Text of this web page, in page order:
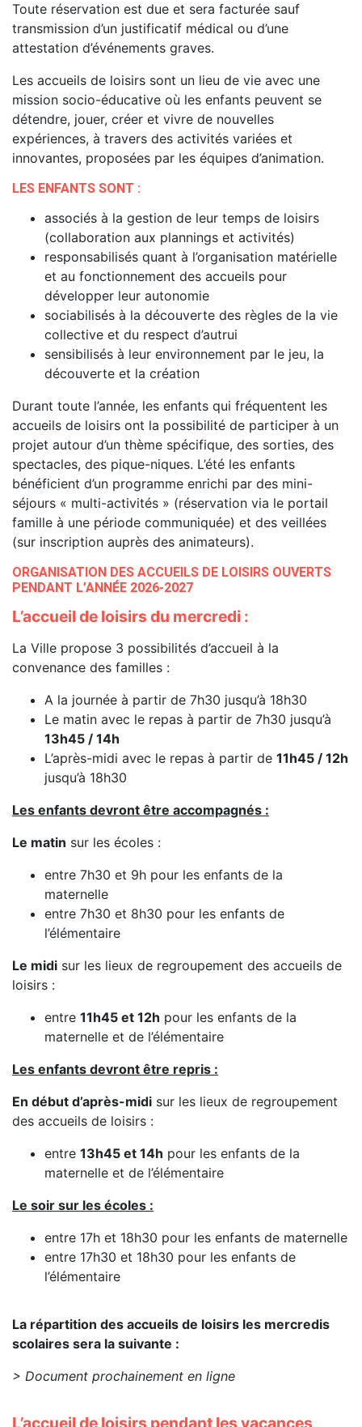
Toute réservation est due et sera facturée sauf
transmission d’un justificatif médical ou d’une
attestation d’événements graves.
Les accueils de loisirs sont un lieu de vie avec une
mission socio-éducative où les enfants peuvent se
détendre, jouer, créer et vivre de nouvelles
expériences, à travers des activités variées et
innovantes, proposées par les équipes d’animation.
LES ENFANTS SONT :
associés à la gestion de leur temps de loisirs
(collaboration aux plannings et activités)
responsabilisés quant à l’organisation matérielle
et au fonctionnement des accueils pour
développer leur autonomie
sociabilisés à la découverte des règles de la vie
collective et du respect d’autrui
sensibilisés à leur environnement par le jeu, la
découverte et la création
Durant toute l’année, les enfants qui fréquentent les
accueils de loisirs ont la possibilité de participer à un
projet autour d’un thème spécifique, des sorties, des
spectacles, des pique-niques. L’été les enfants
bénéficient d’un programme enrichi par des mini-
séjours « multi-activités » (réservation via le portail
famille à une période communiquée) et des veillées
(sur inscription auprès des animateurs).
ORGANISATION DES ACCUEILS DE LOISIRS OUVERTS
PENDANT L’ANNÉE 2026-2027
L’accueil de loisirs du mercredi :
La Ville propose 3 possibilités d’accueil à la
convenance des familles :
A la journée à partir de 7h30 jusqu’à 18h30
Le matin avec le repas à partir de 7h30 jusqu’à
13h45 / 14h
L’après-midi avec le repas à partir de 11h45 / 12h
jusqu’à 18h30
Les enfants devront être accompagnés :
Le matin sur les écoles :
entre 7h30 et 9h pour les enfants de la
maternelle
entre 7h30 et 8h30 pour les enfants de
l’élémentaire
Le midi sur les lieux de regroupement des accueils de
loisirs :
entre 11h45 et 12h pour les enfants de la
maternelle et de l’élémentaire
Les enfants devront être repris :
En début d’après-midi sur les lieux de regroupement
des accueils de loisirs :
entre 13h45 et 14h pour les enfants de la
maternelle et de l’élémentaire
Le soir sur les écoles :
entre 17h et 18h30 pour les enfants de maternelle
entre 17h30 et 18h30 pour les enfants de
l’élémentaire
La répartition des accueils de loisirs les mercredis
scolaires sera la suivante :
> Document prochainement en ligne